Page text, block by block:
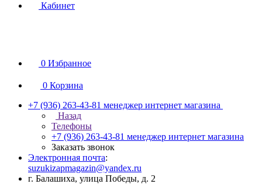
Кабинет
0 Избранное
0 Корзина
+7 (936) 263-43-81 менеджер интернет магазина
Назад
Телефоны
+7 (936) 263-43-81 менеджер интернет магазина
Заказать звонок
Электронная почта:
suzukizapmagazin@yandex.ru
г. Балашиха, улица Победы, д. 2